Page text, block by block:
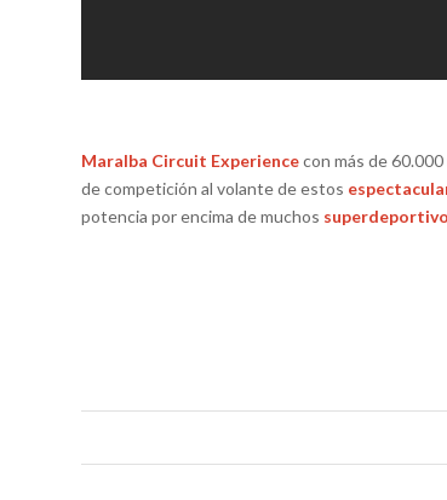
Maralba Circuit Experiencecon más de
de competición al volante de estos
potencia por encima de muchos